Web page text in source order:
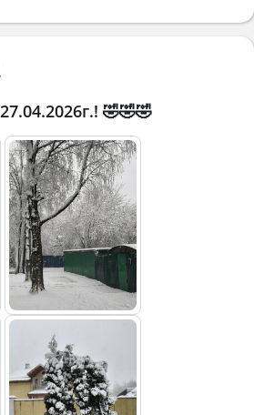
🤣🤣🤣